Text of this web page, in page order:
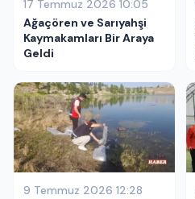
17 Temmuz 2026 10:05
Ağaçören ve Sarıyahşi
Kaymakamları Bir Araya
Geldi
9 Temmuz 2026 12:28